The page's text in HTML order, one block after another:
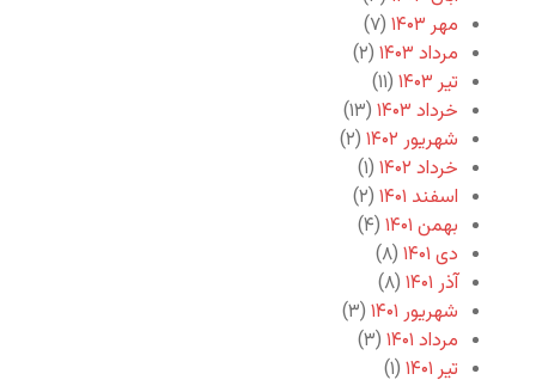
مهر ۱۴۰۳
(۷)
مرداد ۱۴۰۳
(۲)
تیر ۱۴۰۳
(۱۱)
خرداد ۱۴۰۳
(۱۳)
شهریور ۱۴۰۲
(۲)
خرداد ۱۴۰۲
(۱)
اسفند ۱۴۰۱
(۲)
بهمن ۱۴۰۱
(۴)
دی ۱۴۰۱
(۸)
آذر ۱۴۰۱
(۸)
شهریور ۱۴۰۱
(۳)
مرداد ۱۴۰۱
(۳)
تیر ۱۴۰۱
(۱)